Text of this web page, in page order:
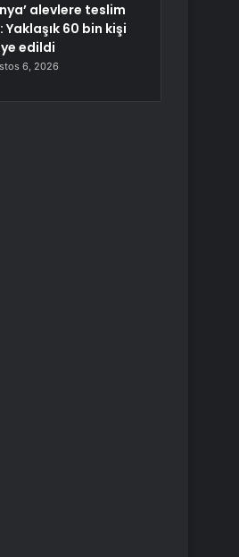
alevlere teslim
Yaklaşık 60 bin kişi
edildi
6, 2026